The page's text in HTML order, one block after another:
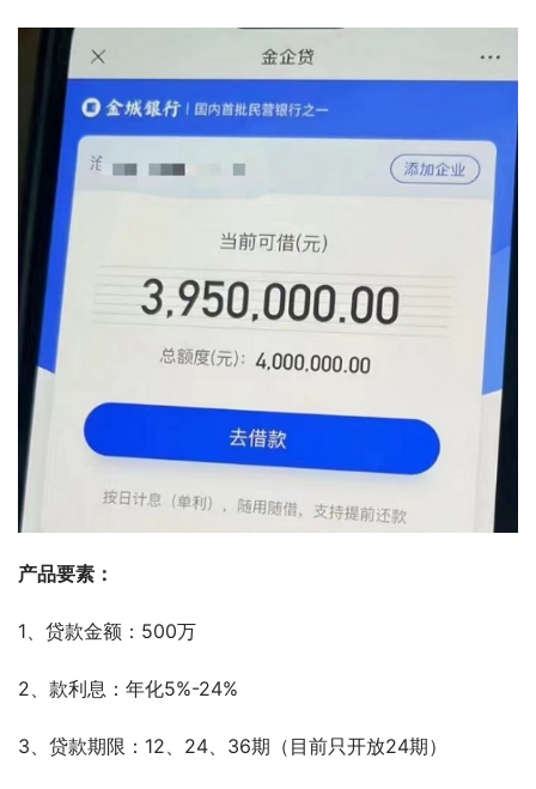
产品要素：
1、贷款金额：500万
2、款利息：年化5%-24%
3、贷款期限：12、24、36期（目前只开放24期）